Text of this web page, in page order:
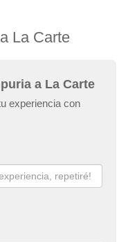
La Carte
a La Carte
experiencia con